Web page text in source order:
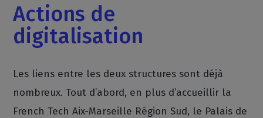
Actions de
digitalisation
Les liens entre les deux structures sont déjà
nombreux. Tout d’abord, en plus d’accueillir la
French Tech Aix-Marseille Région Sud, le Palais de